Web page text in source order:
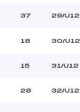
37 29/U12
18 30/U12
15 31/U12
28 32/U12